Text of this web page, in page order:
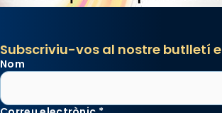
Subscriviu-vos al nostre butlletí
Nom